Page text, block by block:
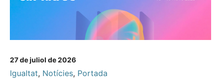
27 de juliol de 2026
Igualtat, Notícies, Portada